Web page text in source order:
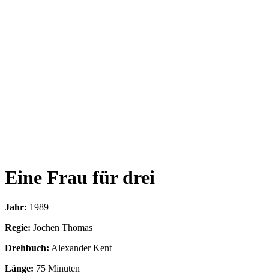
Eine Frau für drei
Jahr: 1989
Regie: Jochen Thomas
Drehbuch: Alexander Kent
Länge: 75 Minuten